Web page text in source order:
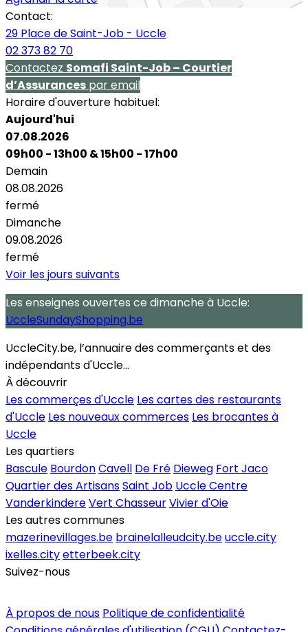
Contact:
29 Place de Saint-Job - Uccle
02 373 82 70
Contactez Somafi Saint-Job – Courtier
d’Assurances par email
Horaire d'ouverture habituel:
Aujourd'hui
07.08.2026
09h00 - 13h00 &15h00 - 17h00
Demain
08.08.2026
fermé
Dimanche
09.08.2026
fermé
Voir les jours suivants
Les enseignes ouvertes ce dimanche à Uccle:
UccleSundayShopping.be
UccleCity.be, l’annuaire des commerçants et des
indépendants d'Uccle...
À découvrir
Les commerçes d'Uccle Les cartes des restaurants
d'Uccle Les nouveaux commerces Les brocantes à
Uccle
Les quartiers
Bascule BourdonCavell De Fré Dieweg Fort Jaco
Quartier des ArtisansSaint Job Uccle Centre
VanderkindereVert ChasseurVivier d'Oie
Les autres communes
mazerinevillages.be brainelalleudcity.beuccle.city
ixelles.cityetterbeek.city
Suivez-nous
À propos de nous Politique de confidentialité